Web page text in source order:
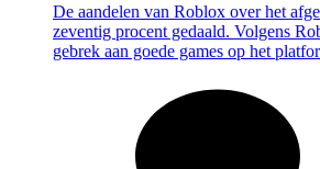
De aandelen van Roblox over het
zeventig procent gedaald. Volgens
gebrek aan goede games op het